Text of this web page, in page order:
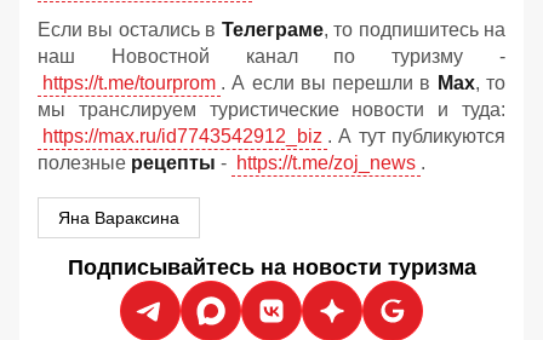
Если вы остались в Телеграме, то подпишитесь на
наш Новостной канал по туризму -
https://t.me/tourprom . А если вы перешли в Мах, то
мы транслируем туристические новости и туда:
https://max.ru/id7743542912_biz . А тут публикуются
полезные рецепты - https://t.me/zoj_news .
Яна Вараксина
Подписывайтесь на новости туризма